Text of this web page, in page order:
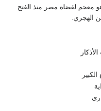
معجم لقضاة مصر منذ الفتح
الهجري.